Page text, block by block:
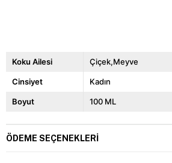
Koku Ailesi Çiçek,Meyve
Cinsiyet Kadın
Boyut 100 ML
ÖDEME SEÇENEKLERI